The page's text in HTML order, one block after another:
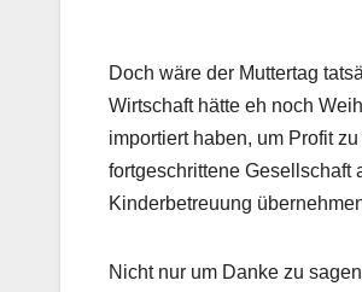
Doch wäre der Muttertag
Wirtschaft hätte eh noch
importiert haben, um Profit
fortgeschrittene Gesellschaft
Kinderbetreuung
Nicht nur um Danke zu